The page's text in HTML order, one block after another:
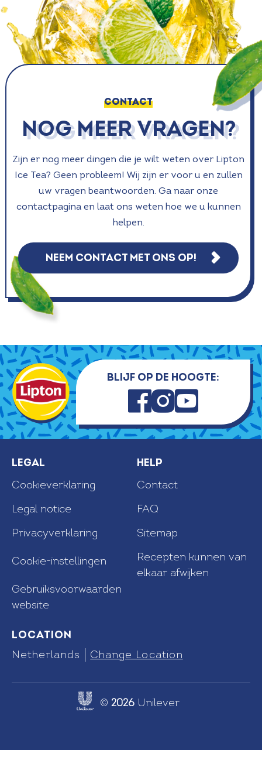
CONTACT
Nog meer vragen?
Zijn er nog meer dingen die je wilt weten over Lipton
Ice Tea? Geen probleem! Wij zijn er voor u en zullen
uw vragen beantwoorden. Ga naar onze
contactpagina en laat ons weten hoe we u kunnen
helpen.
NEEM CONTACT MET ONS OP!
Blijf op de hoogte:
Legal
Cookieverklaring
Legal notice
Privacyverklaring
Cookie-instellingen
Gebruiksvoorwaarden
website
Help
Contact
FAQ
Sitemap
Recepten kunnen van
elkaar afwijken
Location
Netherlands
Change Location
© 2026 Unilever